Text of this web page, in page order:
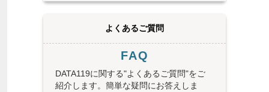
よくあるご質問
FAQ
DATA119に関する"よくあるご質問"をご
紹介します。簡単な疑問にお答えしま